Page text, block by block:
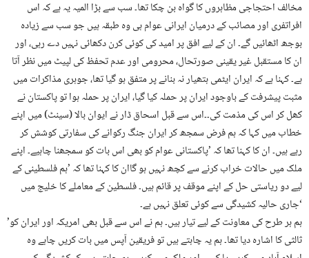
مخالف احتجاجی مظاہروں کا گواہ بن چکا تھا۔ سب سے بڑا المیہ یہ ہے کہ اس
افراتفری اور مصائب کے درمیان ایرانی عوام ہی وہ طبقہ ہیں جو سب سے زیادہ
بوجھ اٹھائیں گے۔ ان کے لیے افق پر امید کی کوئی کرن دکھائی نہیں دے رہی، اور
ان کا مستقبل غیر یقینی صورتحال، محرومی اور عدم تحفظ کی لپیٹ میں نظر آتا
ہے۔ کہنا ہے کہ ایران ایٹمی ہتھیار نہ بنانے پر متفق ہو گیا تھا، جوہری مذاکرات میں
مثبت پیشرفت کے باوجود ایران پر حملہ کیا گیا، ایران پر حملہ ہوا تو پاکستان نے
کھل کر اس کی مذمت کی۔۔اس سے قبل اسحاق ڈار نے ایوان بالا (سینٹ) میں اپنے
خطاب میں کہا کہ ہم فرض سمجھ کر ایران جنگ رکوانے کی سفارتی کوشش کر
رہے ہیں۔ ان کا کہنا تھا کہ ’پاکستانی عوام کو بھی اس بات کو سمجھنا چاہیے۔ اپنے
ملک میں حالات خراب کرنے سے کچھ نہیں ہو گاان کا کہنا تھا کہ ’ہم فلسطینی کے
لیے دو ریاستی حل کے اپنے موقف پر قائم ہیں۔ فلسطین کے معاملے کا خلیج میں
جاری حالیہ کشیدگی سے کوئی تعلق نہیں ہے۔‘
’ہم ہر طرح کی معاونت کے لیے تیار ہیں۔ ہم نے اس سے قبل بھی امریکہ اور ایران کو
ثالثی کا اشارہ دیا تھا۔ ہم یہ چاہتے ہیں تو فریقین آپس میں بات کریں چاہے وہ